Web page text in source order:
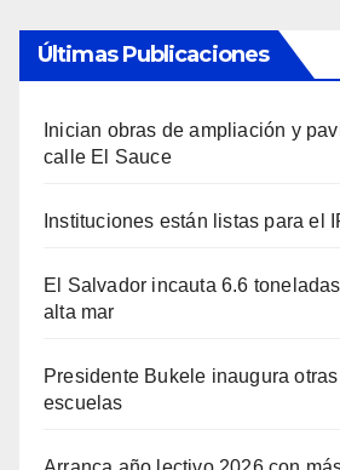
Últimas Publicaciones
Inician obras de ampliación y
calle El Sauce
Instituciones están listas para el
El Salvador incauta 6.6
alta mar
Presidente Bukele inaugura
escuelas